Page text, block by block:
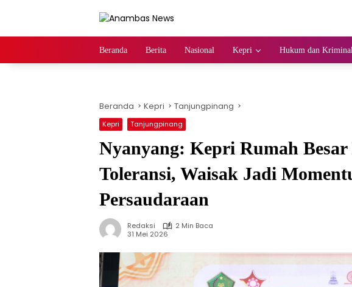
Beranda Berita Nasional Kepri Hukum dan Kriminal
Beranda Kepri Tanjungpinang
Kepri Tanjungpinang
Nyanyang: Kepri Rumah
Toleransi, Waisak Jadi
Persaudaraan
Redaksi
2 Min Baca
31 Mei 2026